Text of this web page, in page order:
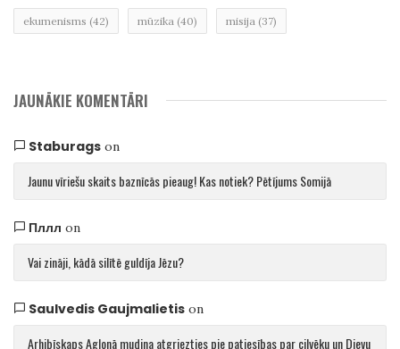
ekumenisms (42) mūzika (40) misija (37)
JAUNĀKIE KOMENTĀRI
Staburagson
Jaunu vīriešu skaits baznīcās pieaug! Kas notiek? Pētījums Somijā
Пллл on
Vai zināji, kādā silītē guldīja Jēzu?
Saulvedis Gaujmalietison
Arhibīskaps Aglonā mudina atgriezties pie patiesības par cilvēku un Dievu